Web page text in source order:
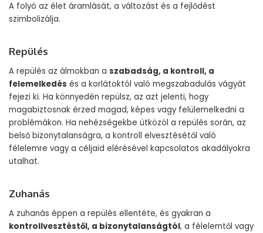
A folyó az élet áramlását, a változást és a fejlődést
szimbolizálja.
Repülés
A repülés az álmokban a szabadság, a kontroll, a
felemelkedés és a korlátoktól való megszabadulás vágyát
fejezi ki. Ha könnyedén repülsz, az azt jelenti, hogy
magabiztosnak érzed magad, képes vagy felülemelkedni a
problémákon. Ha nehézségekbe ütközöl a repülés során, az
belső bizonytalanságra, a kontroll elvesztésétől való
félelemre vagy a céljaid elérésével kapcsolatos akadályokra
utalhat.
Zuhanás
A zuhanás éppen a repülés ellentéte, és gyakran a
kontrollvesztéstől, a bizonytalanságtól, a félelemtől vagy